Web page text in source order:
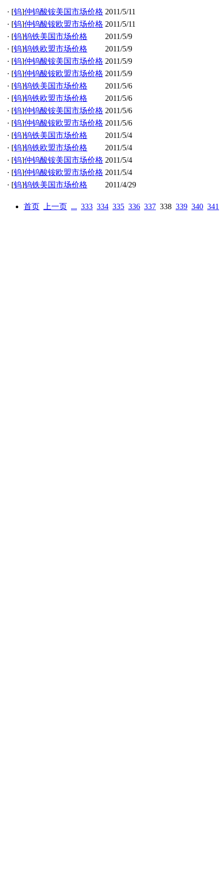
· [钨]仲钨酸铵美国市场价格 2011/5/11
· [钨]仲钨酸铵欧盟市场价格 2011/5/11
· [钨]钨铁美国市场价格
2011/5/9
· [钨]钨铁欧盟市场价格
2011/5/9
· [钨]仲钨酸铵美国市场价格 2011/5/9
· [钨]仲钨酸铵欧盟市场价格 2011/5/9
· [钨]钨铁美国市场价格
2011/5/6
· [钨]钨铁欧盟市场价格
2011/5/6
· [钨]仲钨酸铵美国市场价格 2011/5/6
· [钨]仲钨酸铵欧盟市场价格 2011/5/6
· [钨]钨铁美国市场价格
2011/5/4
· [钨]钨铁欧盟市场价格
2011/5/4
· [钨]仲钨酸铵美国市场价格 2011/5/4
· [钨]仲钨酸铵欧盟市场价格 2011/5/4
· [钨]钨铁美国市场价格 2011/4/29
首页 上一页 ... 333 334 335 336 337 338 339 340 341